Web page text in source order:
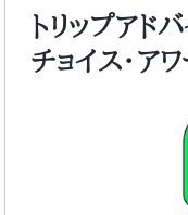
トリップアド
チョイス・ア